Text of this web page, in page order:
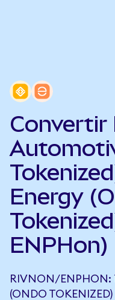
Convertir
Energy
ENPHon)
RIVNON/ENPHON:
(ONDO